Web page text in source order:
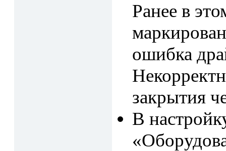
Ранее в
ошибка
закрытия
В